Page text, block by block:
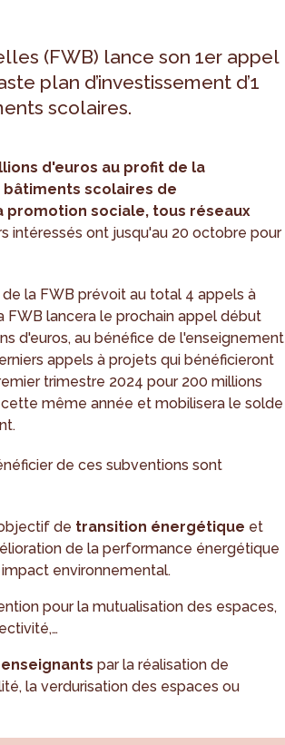
(FWB) lance son 1er appel
plan d’investissement d’1
scolaires.
d'euros au profit de la
scolaires de
sociale, tous réseaux
intéressés ont jusqu'au 20 octobre pour
la FWB prévoit au total 4 appels à
FWB lancera le prochain appel début
d'euros, au bénéfice de l'enseignement
appels à projets qui bénéficieront
trimestre 2024 pour 200 millions
même année et mobilisera le solde
de ces subventions sont
de transition énergétique et
de la performance énergétique
environnemental.
pour la mutualisation des espaces,
par la réalisation de
la verdurisation des espaces ou